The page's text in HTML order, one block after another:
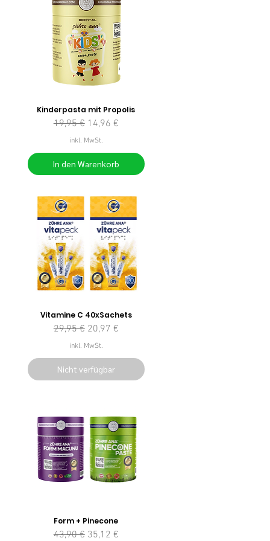
Kinderpasta mit Propolis
Standardpreis
19,95 € Sale-Preis
14,96 €
inkl. MwSt.
In den Warenkorb
Vitamine C 40xSachets
Standardpreis
29,95 € Sale-Preis
20,97 €
inkl. MwSt.
Nicht verfügbar
Form + Pinecone
Standardpreis
43,90 € Sale-Preis
35,12 €